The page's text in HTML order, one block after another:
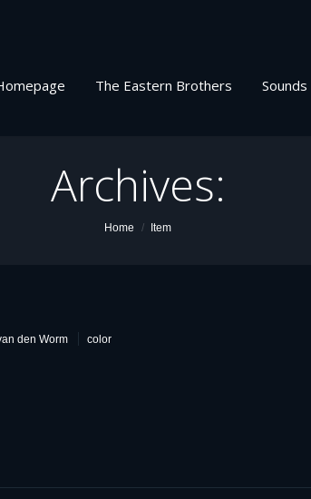
The Eastern Brothers Sounds
Archives:
Home Item
den Worm color